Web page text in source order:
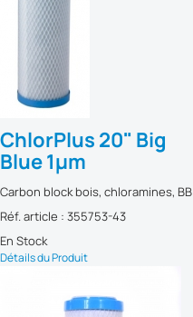
ChlorPlus 20" Big
Blue 1µm
Carbon block bois, chloramines, BB
Réf. article : 355753-43
En Stock
Détails du Produit